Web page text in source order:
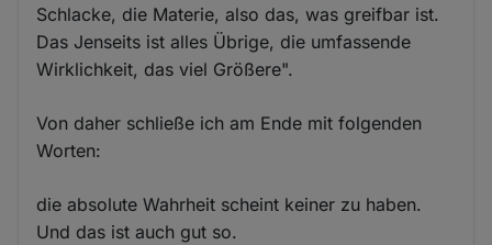
Schlacke, die Materie, also das, was greifbar ist.
Das Jenseits ist alles Übrige, die umfassende
Wirklichkeit, das viel Größere".
Von daher schließe ich am Ende mit folgenden
Worten:
die absolute Wahrheit scheint keiner zu haben.
Und das ist auch gut so.